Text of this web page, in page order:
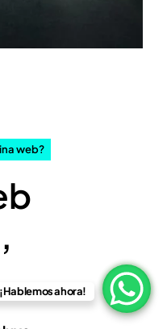
web?
¡Hablemos ahora!